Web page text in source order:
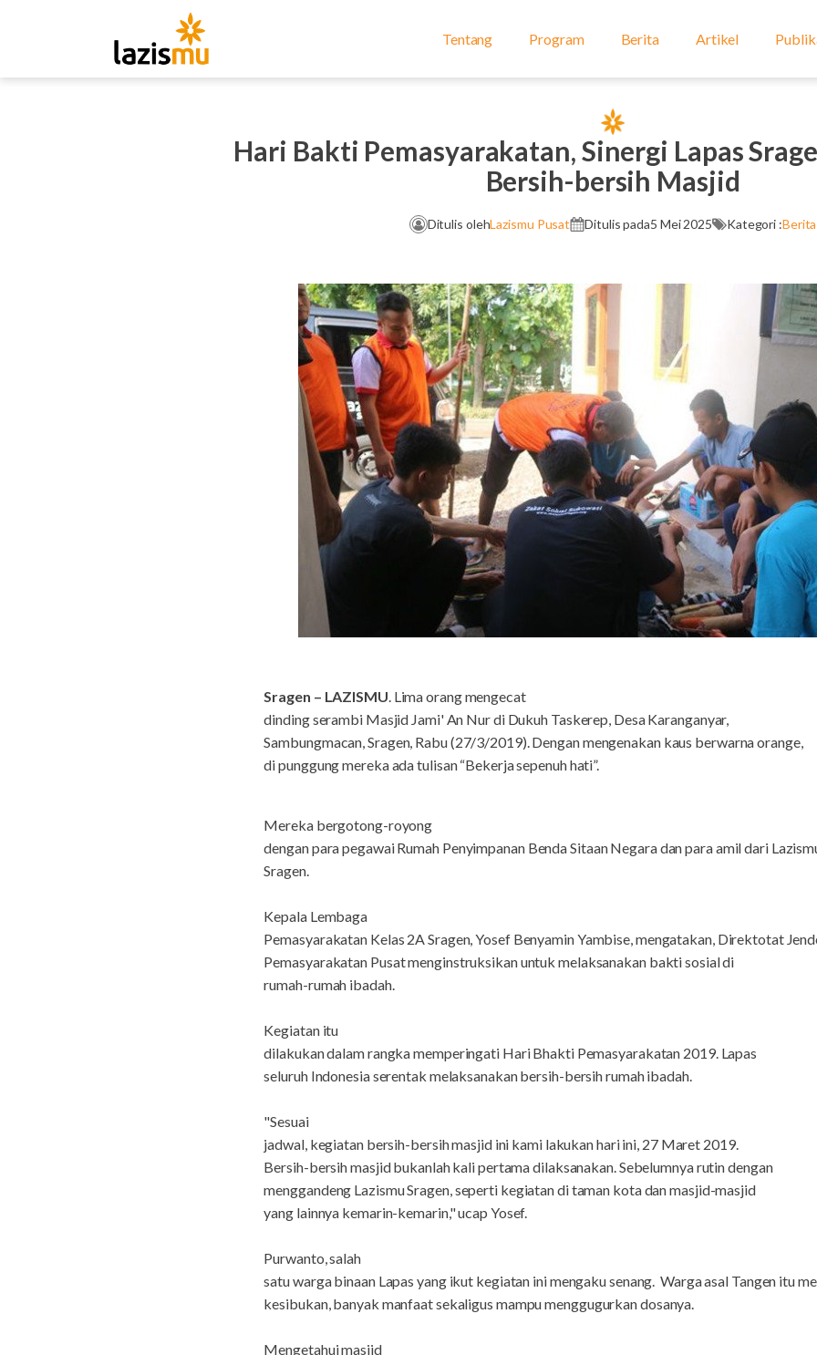
Tentang Program Berita Artikel
Hari Bakti Pemasyarakatan, Sinergi Lapas
Bersih-bersih Masjid
Ditulis olehLazismu Pusat Ditulis pada5 Mei 2025 Kategori :Berita
Sragen – LAZISMU. Lima orang mengecat
dinding serambi Masjid Jami' An Nur di Dukuh Taskerep, Desa Karanganyar,
Sambungmacan, Sragen, Rabu (27/3/2019). Dengan mengenakan kaus berwarna orange,
di punggung mereka ada tulisan “Bekerja sepenuh hati”.
Mereka bergotong-royong
dengan para pegawai Rumah Penyimpanan Benda Sitaan Negara dan para amil dari
Sragen.
Kepala Lembaga
Pemasyarakatan Kelas 2A Sragen, Yosef Benyamin Yambise, mengatakan, Direktotat
Pemasyarakatan Pusat menginstruksikan untuk melaksanakan bakti sosial di
rumah-rumah ibadah.
Kegiatan itu
dilakukan dalam rangka memperingati Hari Bhakti Pemasyarakatan 2019. Lapas
seluruh Indonesia serentak melaksanakan bersih-bersih rumah ibadah.
"Sesuai
jadwal, kegiatan bersih-bersih masjid ini kami lakukan hari ini, 27 Maret 2019.
Bersih-bersih masjid bukanlah kali pertama dilaksanakan. Sebelumnya rutin dengan
menggandeng Lazismu Sragen, seperti kegiatan di taman kota dan masjid-masjid
yang lainnya kemarin-kemarin," ucap Yosef.
Purwanto, salah
satu warga binaan Lapas yang ikut kegiatan ini mengaku senang. Warga asal Tangen itu
kesibukan, banyak manfaat sekaligus mampu menggugurkan dosanya.
Mengetahui masjid